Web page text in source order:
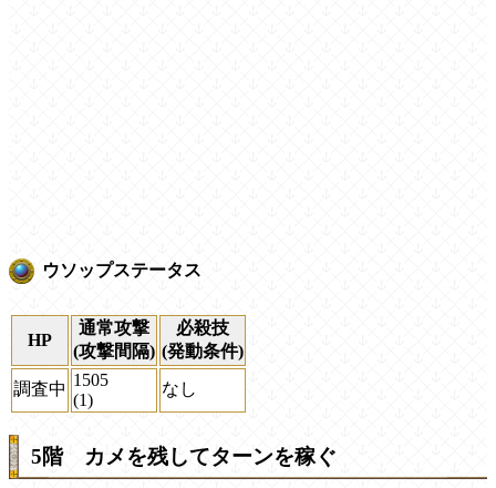
ウソップステータス
HP
通常攻撃
(攻撃間隔)
必殺技
(発動条件)
調査中 1505
(1)
なし
5階 カメを残してターンを稼ぐ